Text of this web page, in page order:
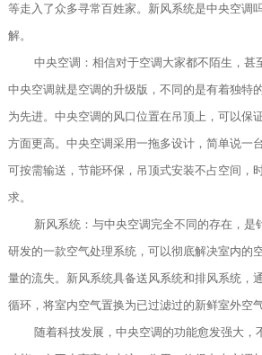
等走入了众多寻常百姓家。新风系统是中央空调
解。
中央空调：相信对于空调大家都不陌生，甚
中央空调就是空调的升级版，不同的是有着独特
为先进。中央空调的风口位置在吊顶上，可以保
方面更高。中央空调采用一拖多设计，简单说一
可按需输送，节能环保，吊顶式安装不占空间，
求。
新风系统：与中央空调完全不同的存在，是
研发的一款空气处理系统，可以彻底解决室内的
量的流失。新风系统具备送风系统和排风系统，
循环，将室内空气置换为已过滤过的新鲜室外空
随着科技发展，中央空调的功能愈发强大，